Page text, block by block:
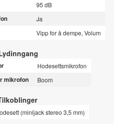
95 dB
Ja
Vipp for å dempe, Volum
Hodesettsmikrofon
mikrofon Boom
(minijack stereo 3,5 mm)